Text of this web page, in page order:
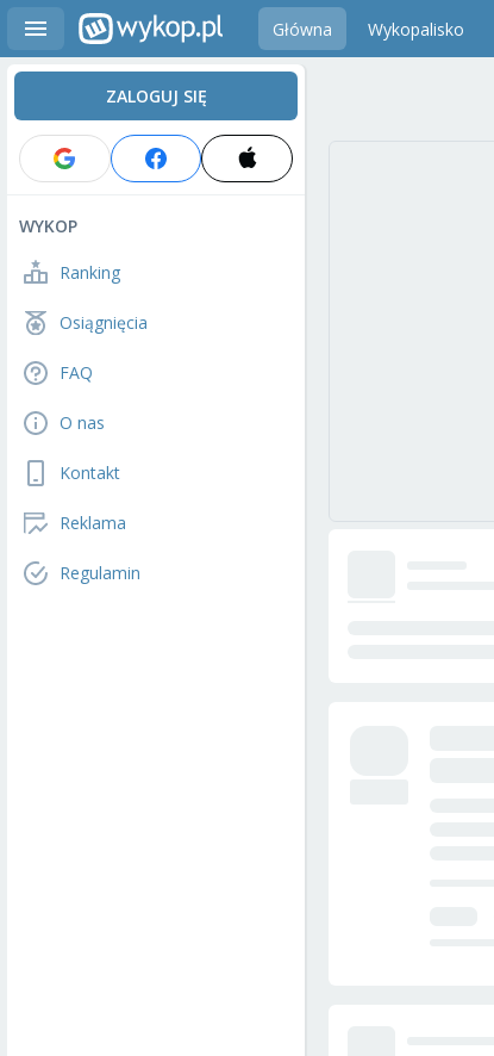
Główna Wykopalisko
ZALOGUJ SIĘ
WYKOP
Ranking
Osiągnięcia
FAQ
O nas
Kontakt
Reklama
Regulamin